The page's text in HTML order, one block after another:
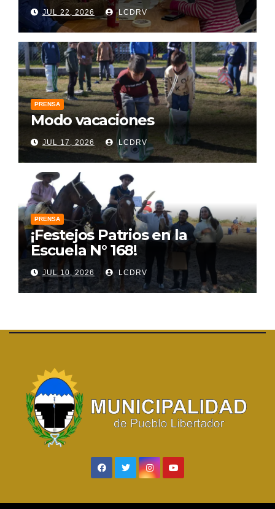
JUL 22, 2026 LCDRV
PRENSA
Modo vacaciones
JUL 17, 2026 LCDRV
PRENSA
¡Festejos Patrios en la
Escuela N° 168!
JUL 10, 2026 LCDRV